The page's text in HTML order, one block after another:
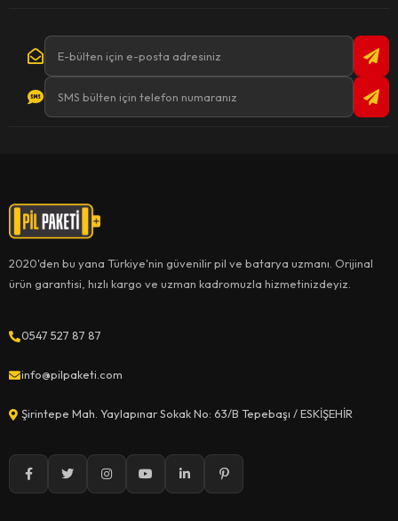
2020'den bu yana Türkiye'nin güvenilir pil ve batarya uzmanı. Orijinal
ürün garantisi, hızlı kargo ve uzman kadromuzla hizmetinizdeyiz.
0547 527 87 87
info@pilpaketi.com
Şirintepe Mah. Yaylapınar Sokak No: 63/B Tepebaşı / ESKİŞEHİR